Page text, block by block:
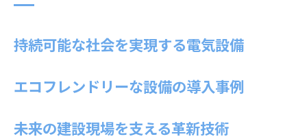
持続可能な社会を実現する電気設備
エコフレンドリーな設備の導入事例
未来の建設現場を支える革新技術